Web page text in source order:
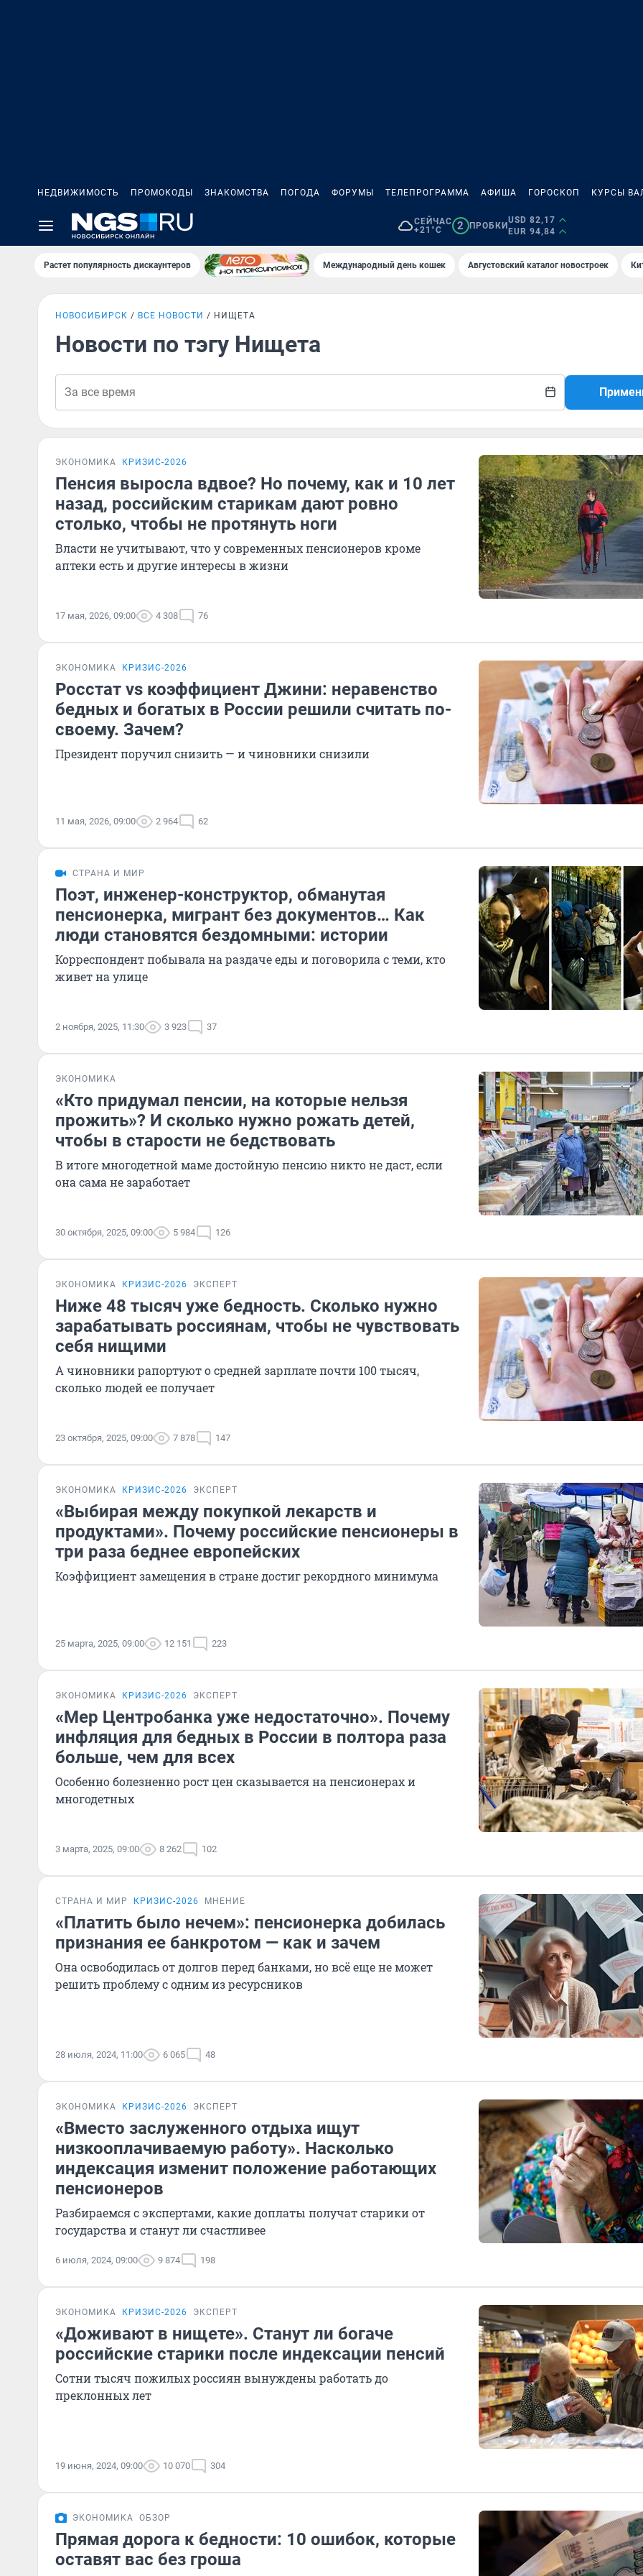
НЕДВИЖИМОСТЬ ПРОМОКОДЫ ЗНАКОМСТВА ПОГОДА ФОРУМЫ ТЕЛЕПРОГРАММА АФИША ГОРОСКОП КУРСЫ
СЕЙЧАС
+21°C
2 ПРОБКИ
USD 82,17
EUR 94,84
Растет популярность дискаунтеров Международный день кошек Августовский каталог новостроек
НОВОСИБИРСК ВСЕ НОВОСТИ НИЩЕТА
Новости по тэгу Нищета
ЭКОНОМИКА КРИЗИС-2026
Пенсия выросла вдвое? Но почему, как и 10 лет
назад, российским старикам дают ровно
столько, чтобы не протянуть ноги
Власти не учитывают, что у современных пенсионеров кроме
аптеки есть и другие интересы в жизни
17 мая, 2026, 09:00 4 308 76
ЭКОНОМИКА КРИЗИС-2026
Росстат vs коэффициент Джини: неравенство
бедных и богатых в России решили считать по-
своему. Зачем?
Президент поручил снизить — и чиновники снизили
11 мая, 2026, 09:00 2 964 62
СТРАНА И МИР
Поэт, инженер-конструктор, обманутая
пенсионерка, мигрант без документов… Как
люди становятся бездомными: истории
Корреспондент побывала на раздаче еды и поговорила с теми, кто
живет на улице
2 ноября, 2025, 11:30 3 923 37
ЭКОНОМИКА
«Кто придумал пенсии, на которые нельзя
прожить»? И сколько нужно рожать детей,
чтобы в старости не бедствовать
В итоге многодетной маме достойную пенсию никто не даст, если
она сама не заработает
30 октября, 2025, 09:00 5 984 126
ЭКОНОМИКА КРИЗИС-2026 ЭКСПЕРТ
Ниже 48 тысяч уже бедность. Сколько нужно
зарабатывать россиянам, чтобы не чувствовать
себя нищими
А чиновники рапортуют о средней зарплате почти 100 тысяч,
сколько людей ее получает
23 октября, 2025, 09:00 7 878 147
ЭКОНОМИКА КРИЗИС-2026 ЭКСПЕРТ
«Выбирая между покупкой лекарств и
продуктами». Почему российские пенсионеры в
три раза беднее европейских
Коэффициент замещения в стране достиг рекордного минимума
25 марта, 2025, 09:00 12 151 223
ЭКОНОМИКА КРИЗИС-2026 ЭКСПЕРТ
«Мер Центробанка уже недостаточно». Почему
инфляция для бедных в России в полтора раза
больше, чем для всех
Особенно болезненно рост цен сказывается на пенсионерах и
многодетных
3 марта, 2025, 09:00 8 262 102
СТРАНА И МИР КРИЗИС-2026 МНЕНИЕ
«Платить было нечем»: пенсионерка добилась
признания ее банкротом — как и зачем
Она освободилась от долгов перед банками, но всё еще не может
решить проблему с одним из ресурсников
28 июля, 2024, 11:00 6 065 48
ЭКОНОМИКА КРИЗИС-2026 ЭКСПЕРТ
«Вместо заслуженного отдыха ищут
низкооплачиваемую работу». Насколько
индексация изменит положение работающих
пенсионеров
Разбираемся с экспертами, какие доплаты получат старики от
государства и станут ли счастливее
6 июля, 2024, 09:00 9 874 198
ЭКОНОМИКА КРИЗИС-2026 ЭКСПЕРТ
«Доживают в нищете». Станут ли богаче
российские старики после индексации пенсий
Сотни тысяч пожилых россиян вынуждены работать до
преклонных лет
19 июня, 2024, 09:00 10 070 304
ЭКОНОМИКА ОБЗОР
Прямая дорога к бедности: 10 ошибок, которые
оставят вас без гроша